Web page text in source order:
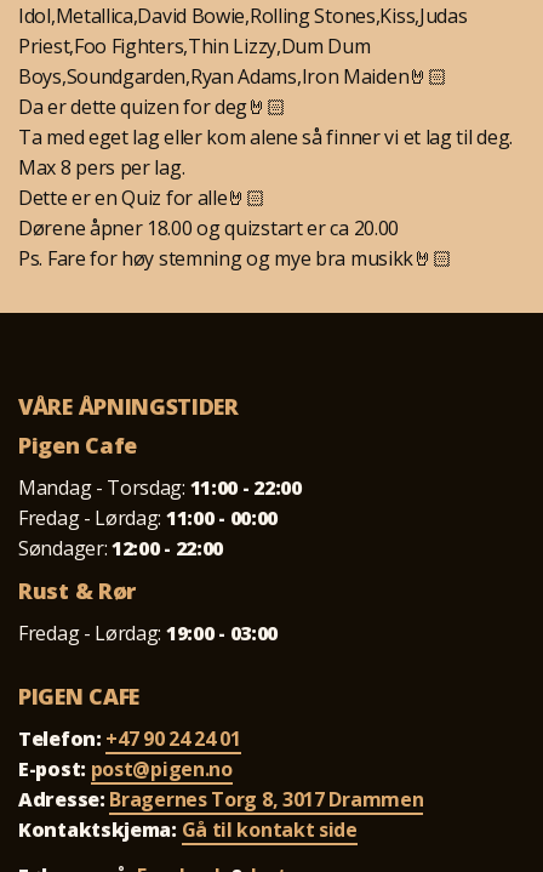
Idol,Metallica,David Bowie,Rolling Stones,Kiss,Judas
Priest,Foo Fighters,Thin Lizzy,Dum Dum
Boys,Soundgarden,Ryan Adams,Iron Maiden🤘🏻
Da er dette quizen for deg🤘🏻
Ta med eget lag eller kom alene så finner vi et lag til deg.
Max 8 pers per lag.
Dette er en Quiz for alle🤘🏻
Dørene åpner 18.00 og quizstart er ca 20.00
Ps. Fare for høy stemning og mye bra musikk🤘🏻
VÅRE ÅPNINGSTIDER
Pigen Cafe
Mandag - Torsdag: 11:00 - 22:00
Fredag - Lørdag: 11:00 - 00:00
Søndager:12:00 - 22:00
Rust & Rør
Fredag - Lørdag: 19:00 - 03:00
PIGEN CAFE
Telefon: +47 90 24 24 01
E-post: post@pigen.no
Adresse: Bragernes Torg 8, 3017 Drammen
Kontaktskjema: Gå til kontakt side